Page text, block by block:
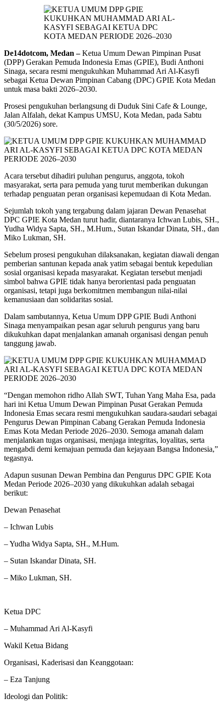
De14dotcom, Medan –Ketua Umum Dewan Pimpinan Pusat
(DPP) Gerakan Pemuda Indonesia Emas (GPIE), Budi Anthoni
Sinaga, secara resmi mengukuhkan Muhammad Ari Al-Kasyfi
sebagai Ketua Dewan Pimpinan Cabang (DPC) GPIE Kota Medan
untuk masa bakti 2026–2030.
Prosesi pengukuhan berlangsung di Duduk Sini Cafe & Lounge,
Jalan Alfalah, dekat Kampus UMSU, Kota Medan, pada Sabtu
(30/5/2026) sore.
Acara tersebut dihadiri puluhan pengurus, anggota, tokoh
masyarakat, serta para pemuda yang turut memberikan dukungan
terhadap penguatan peran organisasi kepemudaan di Kota Medan.
Sejumlah tokoh yang tergabung dalam jajaran Dewan Penasehat
DPC GPIE Kota Medan turut hadir, diantaranya Ichwan Lubis, SH.,
Yudha Widya Sapta, SH., M.Hum., Sutan Iskandar Dinata, SH., dan
Miko Lukman, SH.
Sebelum prosesi pengukuhan dilaksanakan, kegiatan diawali dengan
pemberian santunan kepada anak yatim sebagai bentuk kepedulian
sosial organisasi kepada masyarakat. Kegiatan tersebut menjadi
simbol bahwa GPIE tidak hanya berorientasi pada penguatan
organisasi, tetapi juga berkomitmen membangun nilai-nilai
kemanusiaan dan solidaritas sosial.
Dalam sambutannya, Ketua Umum DPP GPIE Budi Anthoni
Sinaga menyampaikan pesan agar seluruh pengurus yang baru
dikukuhkan dapat menjalankan amanah organisasi dengan penuh
tanggung jawab.
“Dengan memohon ridho Allah SWT, Tuhan Yang Maha Esa, pada
hari ini Ketua Umum Dewan Pimpinan Pusat Gerakan Pemuda
Indonesia Emas secara resmi mengukuhkan saudara-saudari sebagai
Pengurus Dewan Pimpinan Cabang Gerakan Pemuda Indonesia
Emas Kota Medan Periode 2026–2030. Semoga amanah dalam
menjalankan tugas organisasi, menjaga integritas, loyalitas, serta
mengabdi demi kemajuan pemuda dan kejayaan Bangsa Indonesia,”
tegasnya.
Adapun susunan Dewan Pembina dan Pengurus DPC GPIE Kota
Medan Periode 2026–2030 yang dikukuhkan adalah sebagai
berikut:
Dewan Penasehat
– Ichwan Lubis
– Yudha Widya Sapta, SH., M.Hum.
– Sutan Iskandar Dinata, SH.
– Miko Lukman, SH.
Ketua DPC
– Muhammad Ari Al-Kasyfi
Wakil Ketua Bidang
Organisasi, Kaderisasi dan Keanggotaan:
– Eza Tanjung
Ideologi dan Politik: